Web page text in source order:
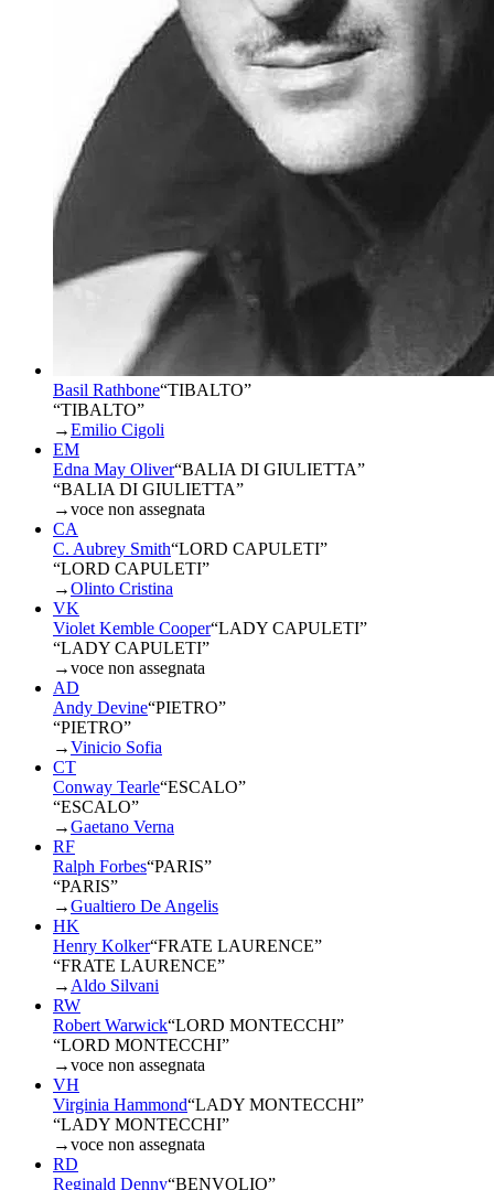
Basil Rathbone“TIBALTO”
“TIBALTO”
→Emilio Cigoli
EM
Edna May Oliver“BALIA DI GIULIETTA”
“BALIA DI GIULIETTA”
→voce non assegnata
CA
C. Aubrey Smith“LORD CAPULETI”
“LORD CAPULETI”
→Olinto Cristina
VK
Violet Kemble Cooper“LADY CAPULETI”
“LADY CAPULETI”
→voce non assegnata
AD
Andy Devine“PIETRO”
“PIETRO”
→Vinicio Sofia
CT
Conway Tearle“ESCALO”
“ESCALO”
→Gaetano Verna
RF
Ralph Forbes“PARIS”
“PARIS”
→Gualtiero De Angelis
HK
Henry Kolker“FRATE LAURENCE”
“FRATE LAURENCE”
→ Aldo Silvani
RW
Robert Warwick“LORD MONTECCHI”
“LORD MONTECCHI”
→voce non assegnata
VH
Virginia Hammond“LADY MONTECCHI”
“LADY MONTECCHI”
→voce non assegnata
RD
Reginald Denny“BENVOLIO”